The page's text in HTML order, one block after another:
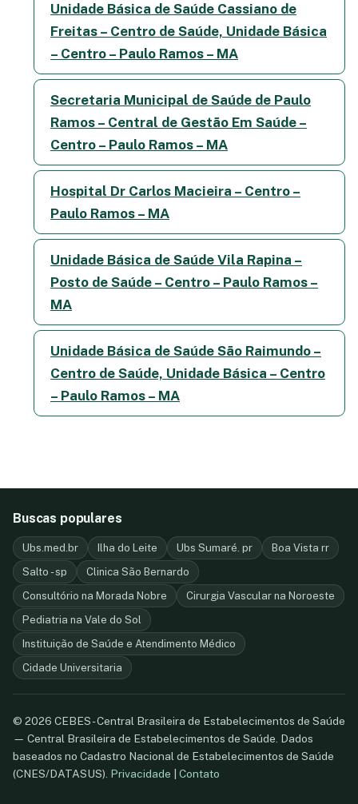
Unidade Básica de Saúde Cassiano de
Freitas – Centro de Saúde, Unidade Básica
– Centro – Paulo Ramos – MA
Secretaria Municipal de Saúde de Paulo
Ramos – Central de Gestão Em Saúde –
Centro – Paulo Ramos – MA
Hospital Dr Carlos Macieira – Centro –
Paulo Ramos – MA
Unidade Básica de Saúde Vila Rapina –
Posto de Saúde – Centro – Paulo Ramos –
MA
Unidade Básica de Saúde São Raimundo –
Centro de Saúde, Unidade Básica – Centro
– Paulo Ramos – MA
Buscas populares
Ubs.med.br Ilha do Leite Ubs Sumaré. pr
Boa Vista rr
Salto - sp
Clinica São Bernardo
Consultório na Morada Nobre
Cirurgia Vascular na Noroeste
Pediatria na Vale do Sol
Instituição de Saúde e Atendimento Médico
Cidade Universitaria
© 2026 CEBES - Central Brasileira de Estabelecimentos de Saúde
— Central Brasileira de Estabelecimentos de Saúde. Dados
baseados no Cadastro Nacional de Estabelecimentos de Saúde
(CNES/DATASUS). Privacidade Contato